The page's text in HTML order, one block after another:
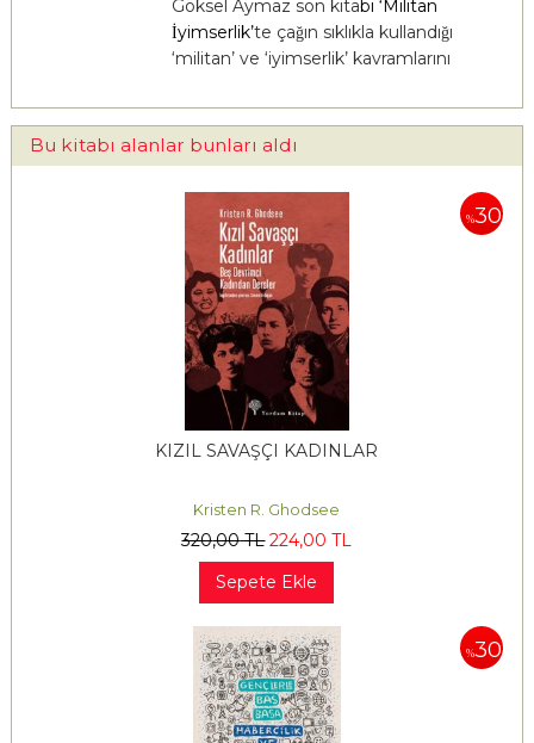
Göksel Aymaz son kitabı ‘Militan
İyimserlik’te çağın sıklıkla kullandığı
‘militan’ ve ‘iyimserlik’ kavramlarını
Bu kitabı alanlar bunları aldı
%30
KIZIL SAVAŞÇI KADINLAR
Kristen R. Ghodsee
320,00TL 224,00 TL
Sepete Ekle
%30